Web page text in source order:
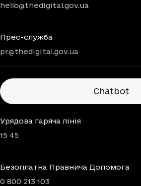
hello@thedigital.gov.ua
Прес-служба
pr@thedigital.gov.ua
Chatbots
Chatbot
Урядова гаряча лінія
15 45
Безоплатна Правнича Допомога
0 800 213 103